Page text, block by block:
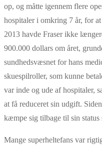
op, og måtte igennem flere
hospitaler i omkring 7 år, for
2013 havde Fraser ikke
900.000 dollars om året,
sundhedsvæsnet for hans
skuespilroller, som kunne
var inde og ude af hospitaler,
at få reduceret sin udgift.
kæmpe sig tilbage til sin status
Mange superheltefans var